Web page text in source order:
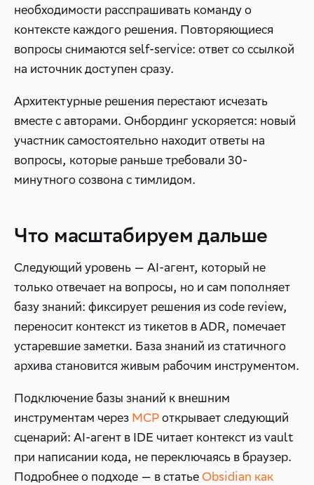
необходимости расспрашивать команду о
контексте каждого решения. Повторяющиеся
вопросы снимаются self-service: ответ со ссылкой
на источник доступен сразу.
Архитектурные решения перестают исчезать
вместе с авторами. Онбординг ускоряется: новый
участник самостоятельно находит ответы на
вопросы, которые раньше требовали 30-
минутного созвона с тимлидом.
Что масштабируем дальше
Следующий уровень — AI-агент, который не
только отвечает на вопросы, но и сам пополняет
базу знаний: фиксирует решения из code review,
переносит контекст из тикетов в ADR, помечает
устаревшие заметки. База знаний из статичного
архива становится живым рабочим инструментом.
Подключение базы знаний к внешним
инструментам через MCPоткрывает следующий
сценарий: AI-агент в IDE читает контекст из vault
при написании кода, не переключаясь в браузер.
Подробнее о подходе — в статье Obsidian как